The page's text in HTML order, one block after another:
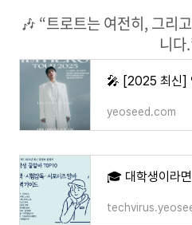
🎶 “트로트는 여전히, 그리
니다
yeoseed.com